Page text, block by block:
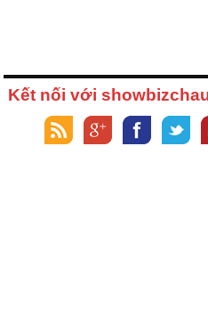
Kết nối với